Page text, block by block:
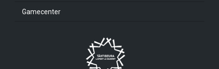
Gamecenter